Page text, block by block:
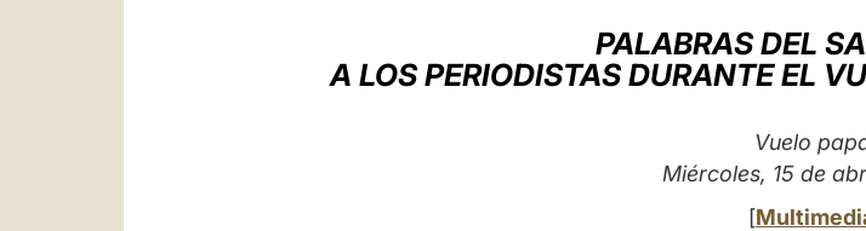
PALABRAS DEL
A LOS PERIODISTAS DURANTE EL
Vuelo
Miércoles, 15 de
[